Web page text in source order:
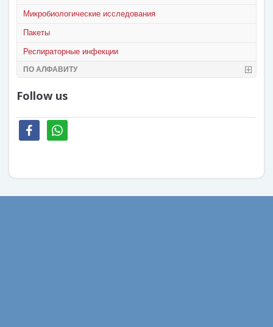
Микробиологические исследования
Пакеты
Респираторные инфекции
ПО АЛФАВИТУ
Follow us
facebookwhatsapp